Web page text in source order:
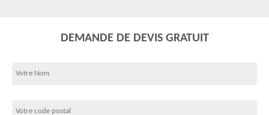
DEMANDE DE DEVIS GRATUIT